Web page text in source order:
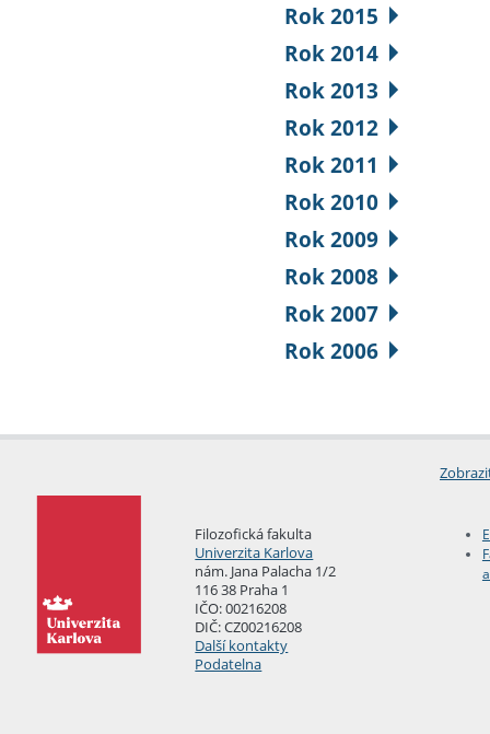
Rok 2015
Rok 2014
Rok 2013
Rok 2012
Rok 2011
Rok 2010
Rok 2009
Rok 2008
Rok 2007
Rok 2006
Filozofická fakulta
Univerzita Karlova
nám. Jana Palacha 1/2
116 38 Praha 1
IČO: 00216208
DIČ: CZ00216208
Další kontakty
Podatelna